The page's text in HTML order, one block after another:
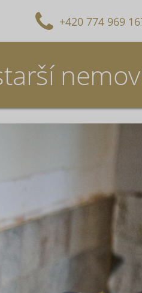
+420 774 969